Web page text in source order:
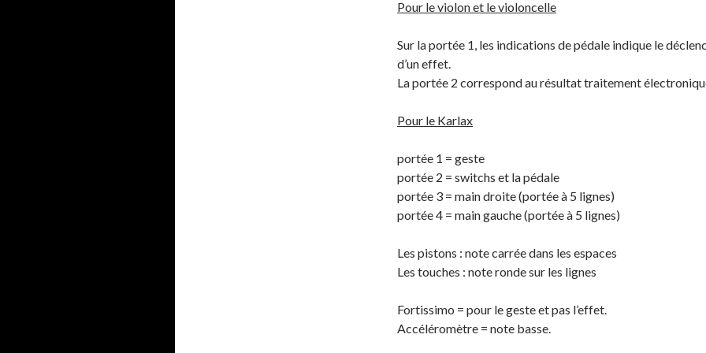
Pour le violon et le violoncelle
Sur la portée 1, les indications de pédale indique le
d’un effet.
La portée 2 correspond au résultat traitement
Pour le Karlax
portée 1 = geste
portée 2 = switchs et la pédale
portée 3 = main droite (portée à 5 lignes)
portée 4 = main gauche (portée à 5 lignes)
Les pistons : note carrée dans les espaces
Les touches : note ronde sur les lignes
Fortissimo = pour le geste et pas l’effet.
Accéléromètre = note basse.